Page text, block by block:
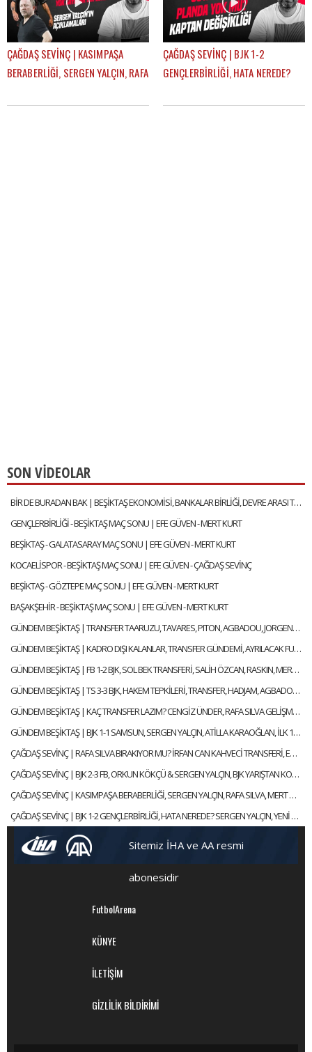
ÇAĞDAŞ SEVİNÇ | KASIMPAŞA
BERABERLİĞİ, SERGEN YALÇIN, RAFA
BEŞİKTAŞ
ÇAĞDAŞ SEVİNÇ | BJK 1-2
GENÇLERBİRLİĞİ, HATA NEREDE?
GÜNDEM BEŞİKTAŞ
SON VİDEOLAR
BİR DE BURADAN BAK | BEŞİKTAŞ EKONOMİSİ, BANKALAR BİRLİĞİ, DEVRE ARASI TRANSFERLERİ | GÖKHAN TİRYAKİ
GENÇLERBİRLİĞİ - BEŞİKTAŞ MAÇ SONU | EFE GÜVEN - MERT KURT
BEŞİKTAŞ - GALATASARAY MAÇ SONU | EFE GÜVEN - MERT KURT
KOCAELİSPOR - BEŞİKTAŞ MAÇ SONU | EFE GÜVEN - ÇAĞDAŞ SEVİNÇ
BEŞİKTAŞ - GÖZTEPE MAÇ SONU | EFE GÜVEN - MERT KURT
BAŞAKŞEHİR - BEŞİKTAŞ MAÇ SONU | EFE GÜVEN - MERT KURT
GÜNDEM BEŞİKTAŞ | TRANSFER TAARUZU, TAVARES, PITON, AGBADOU, JORGENSEN, STROEYKENS | ÇAĞDAŞ SEVİNÇ
GÜNDEM BEŞİKTAŞ | KADRO DIŞI KALANLAR, TRANSFER GÜNDEMİ, AYRILACAK FUTBOLCULAR | ÇAĞDAŞ SEVİNÇ
GÜNDEM BEŞİKTAŞ | FB 1-2 BJK, SOL BEK TRANSFERİ, SALİH ÖZCAN, RASKIN, MERT GÜNOK | ÇAĞDAŞ SEVİNÇ
GÜNDEM BEŞİKTAŞ | TS 3-3 BJK, HAKEM TEPKİLERİ, TRANSFER, HADJAM, AGBADOU, RASKIN | ÇAĞDAŞ SEVİNÇ
GÜNDEM BEŞİKTAŞ | KAÇ TRANSFER LAZIM? CENGİZ ÜNDER, RAFA SILVA GELİŞMESİ, ABOUBAKAR | ÇAĞDAŞ SEVİNÇ
GÜNDEM BEŞİKTAŞ | BJK 1-1 SAMSUN, SERGEN YALÇIN, ATİLLA KARAOĞLAN, İLK 11 TERCİHLERİ | ÇAĞDAŞ SEVİNÇ
ÇAĞDAŞ SEVİNÇ | RAFA SILVA BIRAKIYOR MU? İRFAN CAN KAHVECİ TRANSFERİ, ERSİN, NECİP | GÜNDEM BEŞİKTAŞ
ÇAĞDAŞ SEVİNÇ | BJK 2-3 FB, ORKUN KÖKÇÜ & SERGEN YALÇIN, BJK YARIŞTAN KOPTU MU? | GÜNDEM BEŞİKTAŞ
ÇAĞDAŞ SEVİNÇ | KASIMPAŞA BERABERLİĞİ, SERGEN YALÇIN, RAFA SILVA, MERT GÜNOK | GÜNDEM BEŞİKTAŞ
ÇAĞDAŞ SEVİNÇ | BJK 1-2 GENÇLERBİRLİĞİ, HATA NEREDE? SERGEN YALÇIN, YENİ KAPTANLAR | GÜNDEM BEŞİKTAŞ
Sitemiz İHA ve AA resmi
abonesidir
FutbolArena
KÜNYE
İLETİŞİM
GİZLİLİK BİLDİRİMİ